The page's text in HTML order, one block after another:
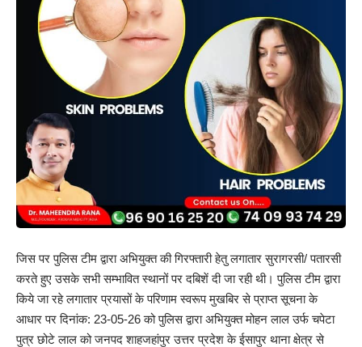
जिस पर पुलिस टीम द्वारा अभियुक्त की गिरफ्तारी हेतु लगातार सुरागरसी/ पतारसी
करते हुए उसके सभी सम्भावित स्थानों पर दबिशें दी जा रही थी। पुलिस टीम द्वारा
किये जा रहे लगातार प्रयासों के परिणाम स्वरूप मुखबिर से प्राप्त सूचना के
आधार पर दिनांक: 23-05-26 को पुलिस द्वारा अभियुक्त मोहन लाल उर्फ चपेटा
पुत्र छोटे लाल को जनपद शाहजहांपुर उत्तर प्रदेश के ईसापुर थाना क्षेत्र से